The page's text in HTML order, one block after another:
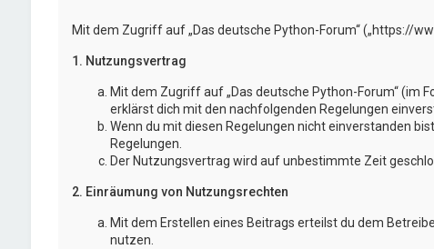
Mit dem Zugriff auf „Das deutsche Python-Forum“ („https://
1. Nutzungsvertrag
Mit dem Zugriff auf „Das deutsche Python-Forum“ (im
erklärst dich mit den nachfolgenden Regelungen
Wenn du mit diesen Regelungen nicht einverstanden
Regelungen.
Der Nutzungsvertrag wird auf unbestimmte Zeit
2. Einräumung von Nutzungsrechten
Mit dem Erstellen eines Beitrags erteilst du dem
nutzen.